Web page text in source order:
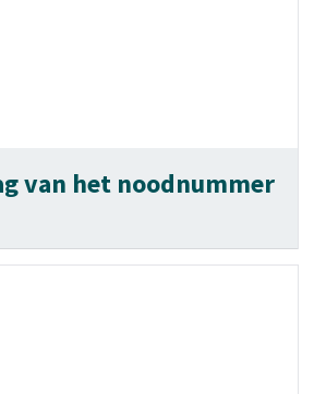
van het noodnummer